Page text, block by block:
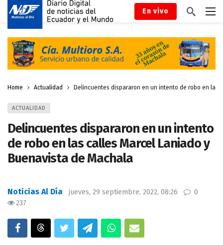
En vivo
Home Actualidad Delincuentes dispararon en un intento de robo en las
ACTUALIDAD
Delincuentes dispararon en un intento
de robo en las calles Marcel Laniado y
Buenavista de Machala
Noticias Al Día jueves, 29 septiembre, 2022, 08:26
0
237